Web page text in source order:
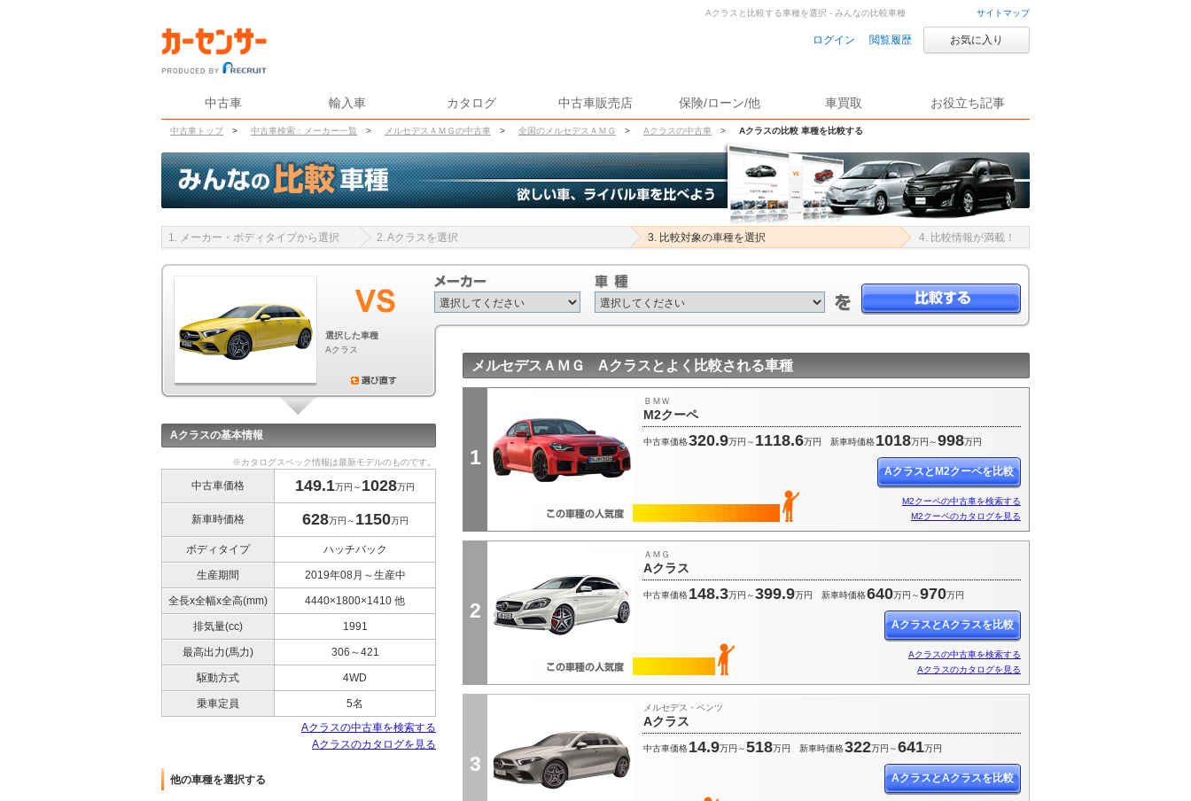
サイトマップ
ログイン 閲覧履歴 お気に入り
中古車 輸入車 カタログ 中古車販売店 保険/ローン/他 車買取 お役立ち記事
中古車トップ > 中古車検索：メーカー一覧 > メルセデスＡＭＧの中古車 > 全国のメルセデスＡＭＧ > Aクラスの中古車 > Aクラスの比較 車種を比較する
Aクラスと比較する車種を選択 - みんなの比較車種
1. メーカー・ボディタイプから選択 2. Aクラスを選択 3. 比較対象の車種を選択 4. 比較情報が満載！
選択した車種
Aクラス
Aクラスの基本情報
※カタログスペック情報は最新モデルのものです。
中古車価格 149.1万円～ 1028万円
新車時価格 628万円～ 1150万円
ボディタイプ ハッチバック
生産期間 2019年08月～生産中
全長x全幅x全高(mm) 4440×1800×1410 他
排気量(cc) 1991
最高出力(馬力) 306～421
駆動方式 4WD
乗車定員
5名
Aクラスの中古車を検索する
Aクラスのカタログを見る
他の車種を選択する
メルセデスＡＭＧ Aクラスとよく比較される車種
1
M2クーペ
ＢＭＷ
中古車価格320.9万円～ 1118.6万円 新車時価格1018万円～998万円
AクラスとM2クーペを比較
M2クーペの中古車を検索する
M2クーペのカタログを見る
2
Aクラス
ＡＭＧ
中古車価格148.3万円～399.9万円 新車時価格640万円～970万円
AクラスとAクラスを比較
Aクラスの中古車を検索する
Aクラスのカタログを見る
3
Aクラス
メルセデス・ベンツ
中古車価格14.9万円～518万円 新車時価格322万円～641万円
AクラスとAクラスを比較